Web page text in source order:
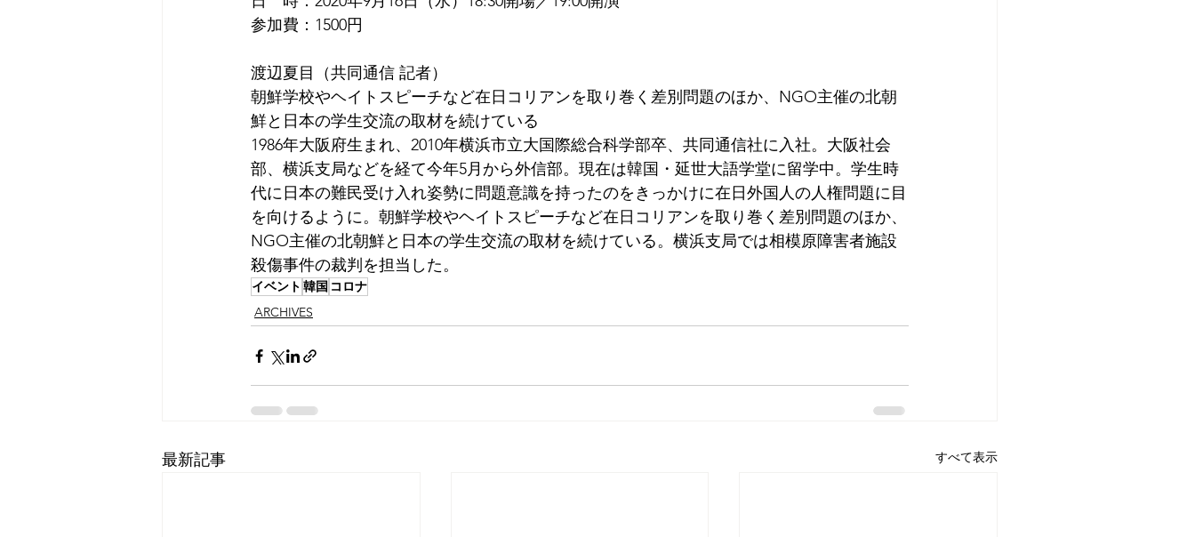
参加費：1500円
渡辺夏目（共同通信 記者）
朝鮮学校やヘイトスピーチなど在日コリアンを取り巻く差別問題のほか、NGO主催の北朝
鮮と日本の学生交流の取材を続けている
1986年大阪府生まれ、2010年横浜市立大国際総合科学部卒、共同通信社に入社。大阪社会
部、横浜支局などを経て今年5月から外信部。現在は韓国・延世大語学堂に留学中。学生時
代に日本の難民受け入れ姿勢に問題意識を持ったのをきっかけに在日外国人の人権問題に目
を向けるように。朝鮮学校やヘイトスピーチなど在日コリアンを取り巻く差別問題のほか、
NGO主催の北朝鮮と日本の学生交流の取材を続けている。横浜支局では相模原障害者施設
殺傷事件の裁判を担当した。
イベント 韓国 コロナ
ARCHIVES
最新記事 すべて表示